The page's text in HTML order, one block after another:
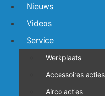
Nieuws
Videos
Service
Werkplaats
Accessoires acties
Airco acties